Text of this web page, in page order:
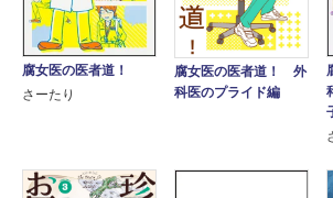
腐女医の医者道！
さーたり
腐女医の医者道！ 外
科医のプライド編